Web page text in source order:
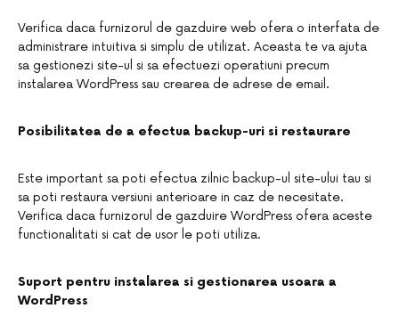
Verifica daca furnizorul de gazduire web ofera o interfata de
administrare intuitiva si simplu de utilizat. Aceasta te va ajuta
sa gestionezi site-ul si sa efectuezi operatiuni precum
instalarea WordPress sau crearea de adrese de email.
Posibilitatea de a efectua backup-uri si restaurare
Este important sa poti efectua zilnic backup-ul site-ului tau si
sa poti restaura versiuni anterioare in caz de necesitate.
Verifica daca furnizorul de gazduire WordPress ofera aceste
functionalitati si cat de usor le poti utiliza.
Suport pentru instalarea si gestionarea usoara a
WordPress